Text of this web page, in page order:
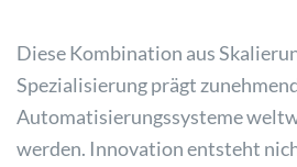
Diese Kombination aus
Spezialisierung prägt
Automatisierungssysteme
werden. Innovation entsteht